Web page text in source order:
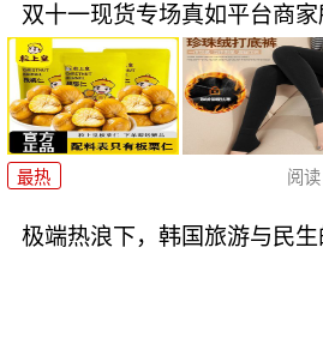
双十一现货专场真如平台商家
最热 阅读
极端热浪下，韩国旅游与民